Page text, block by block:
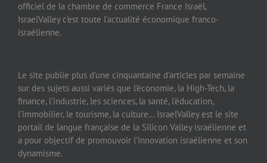
officiel de la chambre de commerce France Israël,
IsraelValley c’est toute l’actualité économique franco-
israélienne.
Le site publie plus d’une cinquantaine d’articles par semaine
sur des sujets aussi variés que l’économie, la High-Tech, la
finance, l’industrie, les sciences, la santé, l’éducation,
l’immobilier, le tourisme, la culture… IsraelValley est le site
portail de langue française de la Silicon Valley israélienne et
a pour objectif de promouvoir l’innovation israélienne et son
dynamisme.